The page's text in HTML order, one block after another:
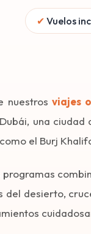
✔ Vuelos
nuestros viajes
una
el Burj
programas
del desierto,